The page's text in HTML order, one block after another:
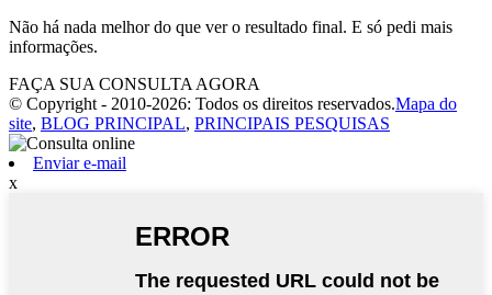
Não há nada melhor do que ver o resultado final. E só pedi mais
informações.
FAÇA SUA CONSULTA AGORA
© Copyright - 2010-2026: Todos os direitos reservados.Mapa do
site, BLOG PRINCIPAL, PRINCIPAIS PESQUISAS
Enviar e-mail
x